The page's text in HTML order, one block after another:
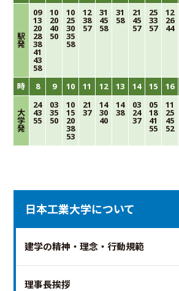
駅
発
09
13
20
28
38
41
43
58
10
20
40
50
10
25
30
35
58
12
38
57
31
45
58
31
58
21
45
57
25
33
57
12
26
44
時 8 9 10 11 12 13 14 15 16
大
学
発
24
43
55
03
35
50
10
15
20
38
53
21
37
14
30
40
14
38
03
24
37
05
18
41
55
11
25
45
52
日本工業大学について
建学の精神・理念・行動規範
理事長挨拶